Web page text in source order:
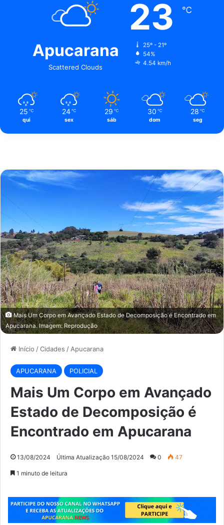
Mais Um Corpo em Avançado Estado de Decomposição é Encontrado em
Apucarana. Imagem: Reprodução
Início /Cidades / Apucarana
APUCARANA POLICIAL
Mais Um Corpo em Avançado
Estado de Decomposição é
Encontrado em Apucarana
13/08/2024 Última Atualização 15/08/2024 0 47
1 minuto de leitura
Apucarana
Scattered Clouds
23 ℃
25º - 21º
54%
4.54 km/h
25 ℃
qui
24 ℃
sex
29 ℃
sáb
30 ℃
dom
28 ℃
seg